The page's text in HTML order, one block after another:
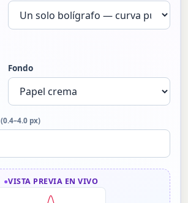
Fondo
(0.4–4.0 px)
VISTA PREVIA EN VIVO